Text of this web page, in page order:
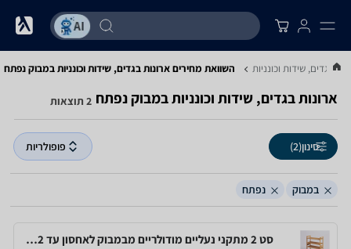
בגדים, שידות וכונניות השוואת מחירים ארונות בגדים, שידות וכונניות ‏במבוק ‏נפתח
ארונות בגדים, שידות וכונניות ‏במבוק ‏נפתח 2 תוצאות
סינון(2) פופולריות
במבוק נפתח
סט 2 מתקני נעליים מודולריים מבמבוק לאחסון עד 12 זוגות